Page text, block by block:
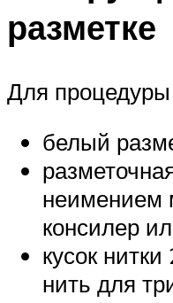
разметке
Для процедуры
белый
неимением
консилер
кусок
нить для